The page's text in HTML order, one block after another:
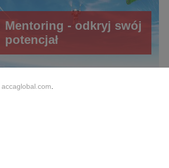
Mentoring - odkryj swój
potencjał
accaglobal.com